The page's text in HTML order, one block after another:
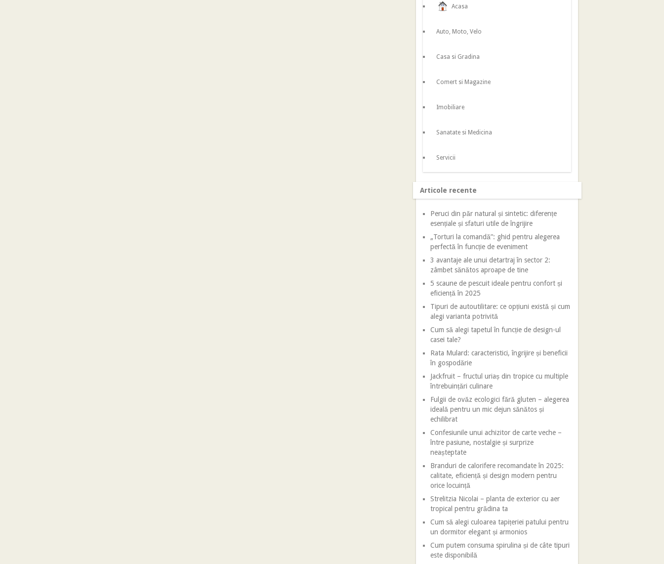
Acasa
Auto, Moto, Velo
Casa si Gradina
Comert si Magazine
Imobiliare
Sanatate si Medicina
Servicii
Articole recente
Peruci din păr natural și sintetic: diferențe
esențiale și sfaturi utile de îngrijire
„Torturi la comandă”: ghid pentru alegerea
perfectă în funcție de eveniment
3 avantaje ale unui detartraj în sector 2:
zâmbet sănătos aproape de tine
5 scaune de pescuit ideale pentru confort și
eficiență în 2025
Tipuri de autoutilitare: ce opțiuni există și cum
alegi varianta potrivită
Cum să alegi tapetul în funcție de design-ul
casei tale?
Rata Mulard: caracteristici, îngrijire și beneficii
în gospodărie
Jackfruit – fructul uriaș din tropice cu multiple
întrebuințări culinare
Fulgii de ovăz ecologici fără gluten – alegerea
ideală pentru un mic dejun sănătos și
echilibrat
Confesiunile unui achizitor de carte veche –
între pasiune, nostalgie și surprize
neașteptate
Branduri de calorifere recomandate în 2025:
calitate, eficiență și design modern pentru
orice locuință
Strelitzia Nicolai – planta de exterior cu aer
tropical pentru grădina ta
Cum să alegi culoarea tapițeriei patului pentru
un dormitor elegant și armonios
Cum putem consuma spirulina și de câte tipuri
este disponibilă